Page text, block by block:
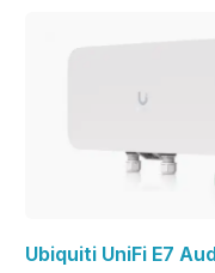
Ubiquiti UniFi E7